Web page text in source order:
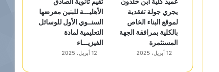
يجري جولة تفقدية
لموقع البناء الخاص
بالكلية بمرافقة الجهة
المستثمرة
12 أبريل، 2025
الأهليـــة للبنين معرضها
السنــوي الأول للوسائل
التعليمية لمادة
الفيزيـــاء
12 أبريل، 2025